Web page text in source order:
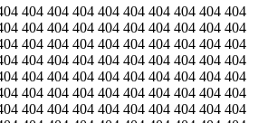
404 404 404 404 404 404 404 404 404
404 404 404 404 404 404 404 404 404
404 404 404 404 404 404 404 404 404
404 404 404 404 404 404 404 404 404
404 404 404 404 404 404 404 404 404
404 404 404 404 404 404 404 404 404
404 404 404 404 404 404 404 404 404